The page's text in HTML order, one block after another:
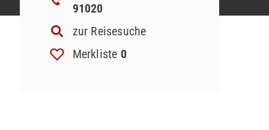
91020
zur Reisesuche
Merkliste 0